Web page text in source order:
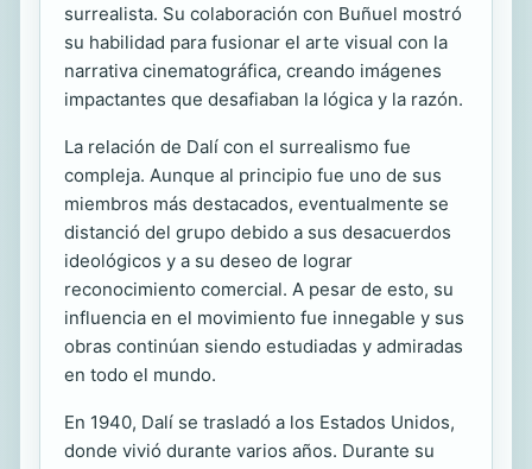
surrealista. Su colaboración con Buñuel mostró
su habilidad para fusionar el arte visual con la
narrativa cinematográfica, creando imágenes
impactantes que desafiaban la lógica y la razón.
La relación de Dalí con el surrealismo fue
compleja. Aunque al principio fue uno de sus
miembros más destacados, eventualmente se
distanció del grupo debido a sus desacuerdos
ideológicos y a su deseo de lograr
reconocimiento comercial. A pesar de esto, su
influencia en el movimiento fue innegable y sus
obras continúan siendo estudiadas y admiradas
en todo el mundo.
En 1940, Dalí se trasladó a los Estados Unidos,
donde vivió durante varios años. Durante su